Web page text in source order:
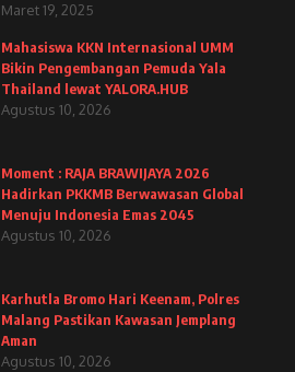
Maret 19, 2025
Mahasiswa KKN Internasional UMM
Bikin Pengembangan Pemuda Yala
Thailand lewat YALORA.HUB
Agustus 10, 2026
Moment : RAJA BRAWIJAYA 2026
Hadirkan PKKMB Berwawasan Global
Menuju Indonesia Emas 2045
Agustus 10, 2026
Karhutla Bromo Hari Keenam, Polres
Malang Pastikan Kawasan Jemplang
Aman
Agustus 10, 2026